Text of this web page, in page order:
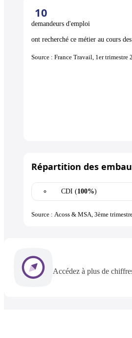
10
demandeurs d'emploi
ont recherché ce métier au cours
Source : France Travail, 1er trimestre
Répartition des
CDI (100%)
Source : Acoss & MSA, 3ème
Accédez à plus de